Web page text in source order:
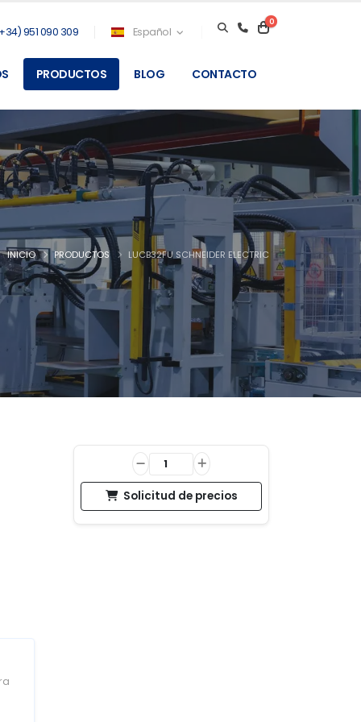
951 090 309 Español
0
PRODUCTOS BLOG CONTACTO
INICIO PRODUCTOS LUCB32FU SCHNEIDER ELECTRIC
Solicitud de precios